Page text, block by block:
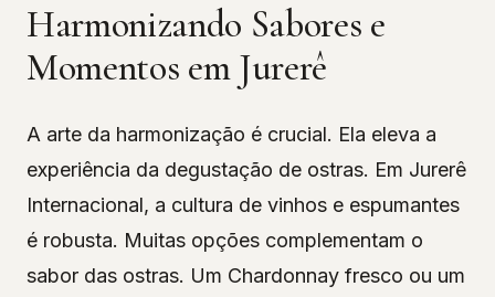
Harmonizando Sabores e
Momentos em Jurerê
A arte da harmonização é crucial. Ela eleva a
experiência da degustação de ostras. Em Jurerê
Internacional, a cultura de vinhos e espumantes
é robusta. Muitas opções complementam o
sabor das ostras. Um Chardonnay fresco ou um